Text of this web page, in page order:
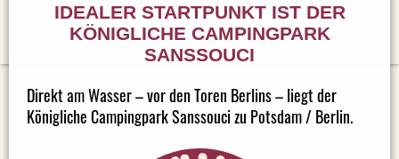
IDEALER STARTPUNKT IST DER
KÖNIGLICHE CAMPINGPARK
SANSSOUCI
Direkt am Wasser – vor den Toren Berlins – liegt der
Königliche Campingpark Sanssouci zu Potsdam / Berlin.